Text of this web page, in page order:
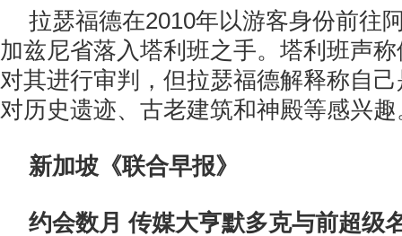
拉瑟福德在2010年以游客身份前往
加兹尼省落入塔利班之手。塔利班声
对其进行审判，但拉瑟福德解释称自
对历史遗迹、古老建筑和神殿等感兴趣
新加坡《联合早报》
约会数月 传媒大亨默多克与前超级